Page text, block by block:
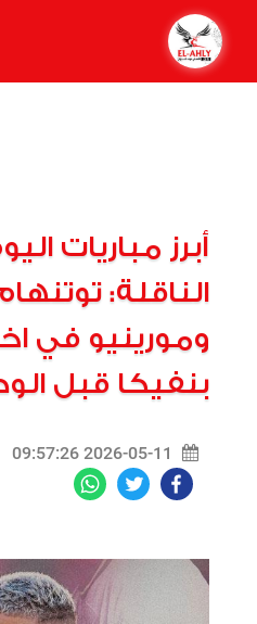
أبرز مباريات
الناقلة:
ومورينيو في
بنفيكا قبل
2026-05-11 09:57:26
Facebook
Twitter